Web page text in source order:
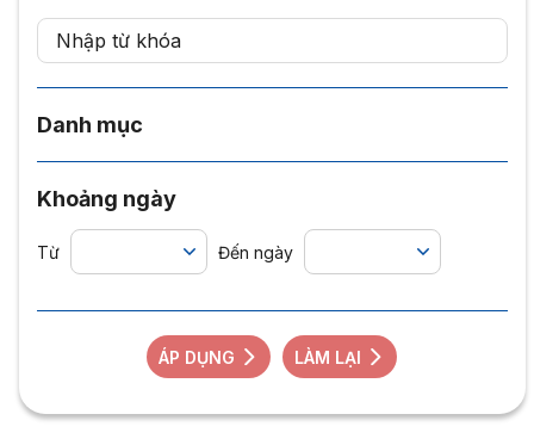
Danh mục
Khoảng ngày
Từ Đến ngày
ÁP DỤNG LÀM LẠI